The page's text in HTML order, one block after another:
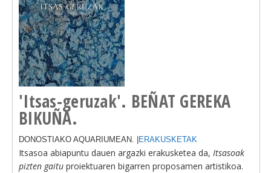
'Itsas-geruzak'. BEÑAT GEREKA
BIKUÑA.
DONOSTIAKO AQUARIUMEAN. | ERAKUSKETAK
Itsasoa abiapuntu dauen argazki erakusketea da, Itsasoak
pizten gaitu proiektuaren bigarren proposamen artistikoa.